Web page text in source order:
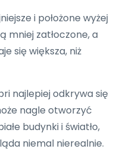
i położone wyżej
mniej zatłoczone, a
się większa, niż
najlepiej odkrywa się
nagle otworzyć
budynki i światło,
niemal nierealnie.